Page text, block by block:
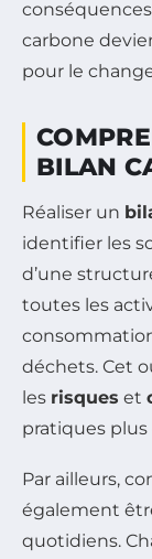
carbone
pour le
BILAN
Réaliser un
identifier les
d’une
toutes les
déchets. Cet
les risques et
pratiques plus
Par ailleurs,
également
quotidiens.